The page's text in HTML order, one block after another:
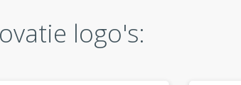
logo's: